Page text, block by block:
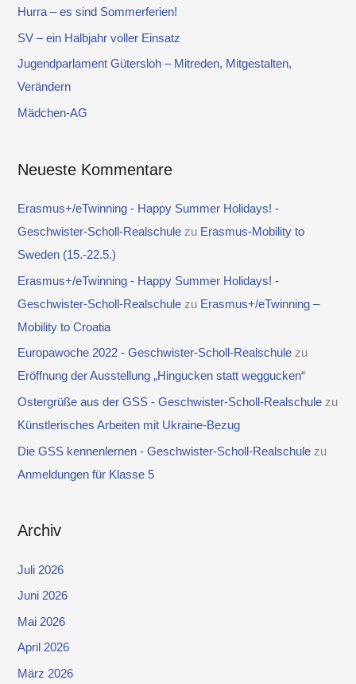
c
h
:
Hurra – es sind Sommerferien!
SV – ein Halbjahr voller Einsatz
Jugendparlament Gütersloh – Mitreden, Mitgestalten,
Verändern
Mädchen-AG
Neueste Kommentare
Erasmus+/eTwinning - Happy Summer Holidays! -
Geschwister-Scholl-Realschule zu Erasmus-Mobility to
Sweden (15.-22.5.)
Erasmus+/eTwinning - Happy Summer Holidays! -
Geschwister-Scholl-Realschule zu Erasmus+/eTwinning –
Mobility to Croatia
Europawoche 2022 - Geschwister-Scholl-Realschule zu
Eröffnung der Ausstellung „Hingucken statt weggucken“
Ostergrüße aus der GSS - Geschwister-Scholl-Realschule zu
Künstlerisches Arbeiten mit Ukraine-Bezug
Die GSS kennenlernen - Geschwister-Scholl-Realschule zu
Anmeldungen für Klasse 5
Archiv
Juli 2026
Juni 2026
Mai 2026
April 2026
März 2026